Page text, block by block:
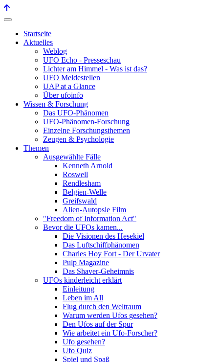
Startseite
Aktuelles
Weblog
UFO Echo - Presseschau
Lichter am Himmel - Was ist das?
UFO Meldestellen
UAP at a Glance
Über ufoinfo
Wissen & Forschung
Das UFO-Phänomen
UFO-Phänomen-Forschung
Einzelne Forschungsthemen
Zeugen & Psychologie
Themen
Ausgewählte Fälle
Kenneth Arnold
Roswell
Rendlesham
Belgien-Welle
Greifswald
Alien-Autopsie Film
"Freedom of Information Act"
Bevor die UFOs kamen...
Die Visionen des Hesekiel
Das Luftschiffphänomen
Charles Hoy Fort - Der Urvater
Pulp Magazine
Das Shaver-Geheimnis
UFOs kinderleicht erklärt
Einleitung
Leben im All
Flug durch den Weltraum
Warum werden Ufos gesehen?
Den Ufos auf der Spur
Wie arbeitet ein Ufo-Forscher?
Ufo gesehen?
Ufo Quiz
Spiel und Spaß